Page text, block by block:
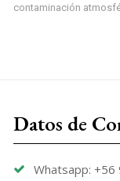
contaminación
Datos de
Whatsapp: